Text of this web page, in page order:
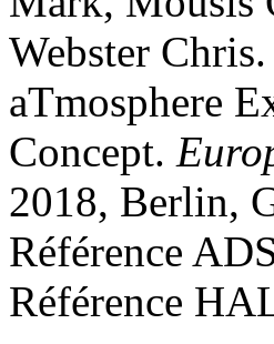
Webster Chris.
aTmosphere
Concept.
2018, Berlin,
Référence
Référence